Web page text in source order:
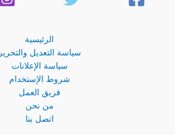
الرئيسية
سياسة التعديل والتحرير
سياسة الإعلانات
شروط الإستخدام
فريق العمل
من نحن
اتصل بنا